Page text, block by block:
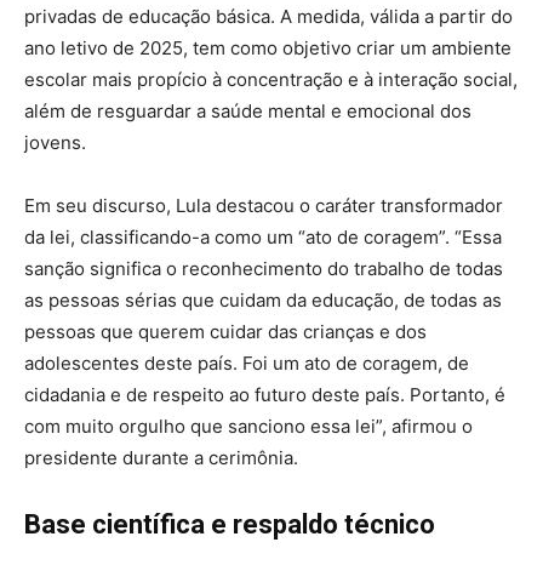
privadas de educação básica. A medida, válida a partir do
ano letivo de 2025, tem como objetivo criar um ambiente
escolar mais propício à concentração e à interação social,
além de resguardar a saúde mental e emocional dos
jovens.
Em seu discurso, Lula destacou o caráter transformador
da lei, classificando-a como um “ato de coragem”. “Essa
sanção significa o reconhecimento do trabalho de todas
as pessoas sérias que cuidam da educação, de todas as
pessoas que querem cuidar das crianças e dos
adolescentes deste país. Foi um ato de coragem, de
cidadania e de respeito ao futuro deste país. Portanto, é
com muito orgulho que sanciono essa lei”, afirmou o
presidente durante a cerimônia.
Base científica e respaldo técnico